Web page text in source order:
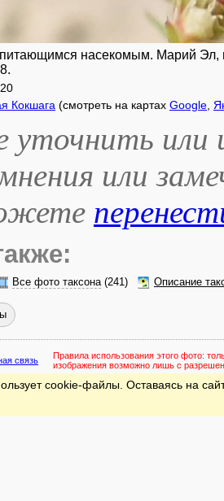
питающимся насекомым. Марий
Кокшага (смотреть на картах Google
или
или
Все фото таксона(241) Описание
связь Правила использования этого фото:
изображения возможно лишь с
cookie-файлы. Оставаясь на